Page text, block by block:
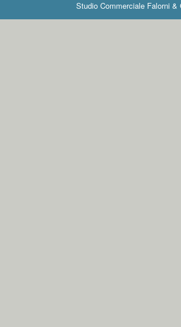
Studio Commerciale Falorni